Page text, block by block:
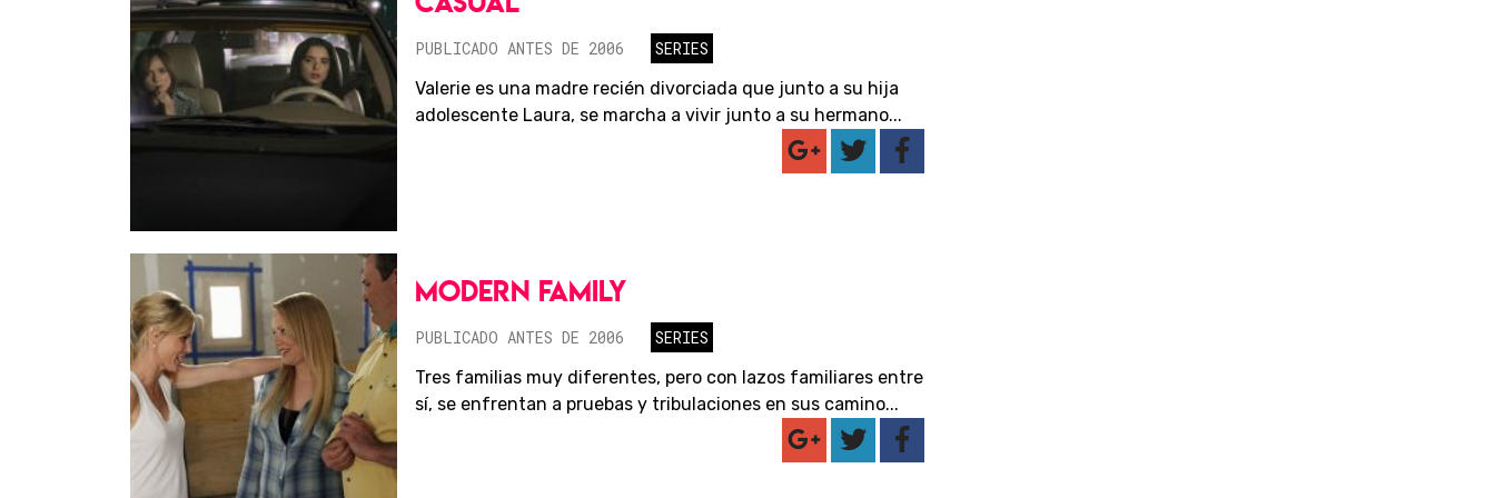
PUBLICADO ANTES DE 2006
SERIES
Valerie es una madre recién divorciada que junto a su hija
adolescente Laura, se marcha a vivir junto a su hermano...
MODERN FAMILY
PUBLICADO ANTES DE 2006
SERIES
Tres familias muy diferentes, pero con lazos familiares entre
sí, se enfrentan a pruebas y tribulaciones en sus camino...